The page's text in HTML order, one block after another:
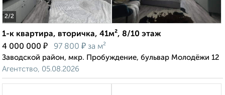
2/2
1-к квартира, вторичка, 41м², 8/10 этаж
4 000 000 ₽ 97 800 ₽ за м²
Заводской район, мкр. Пробуждение, бульвар Молодёжи 12
Агентство, 05.08.2026